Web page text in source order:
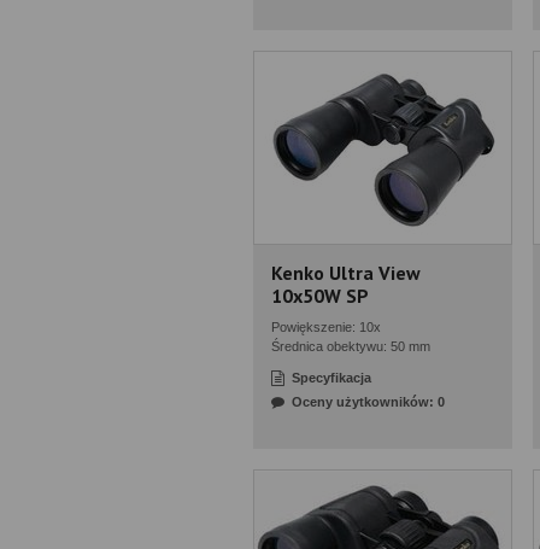
Kenko Ultra View
10x50W SP
Powiększenie: 10x
Średnica obektywu: 50 mm
Specyfikacja
Oceny użytkowników: 0